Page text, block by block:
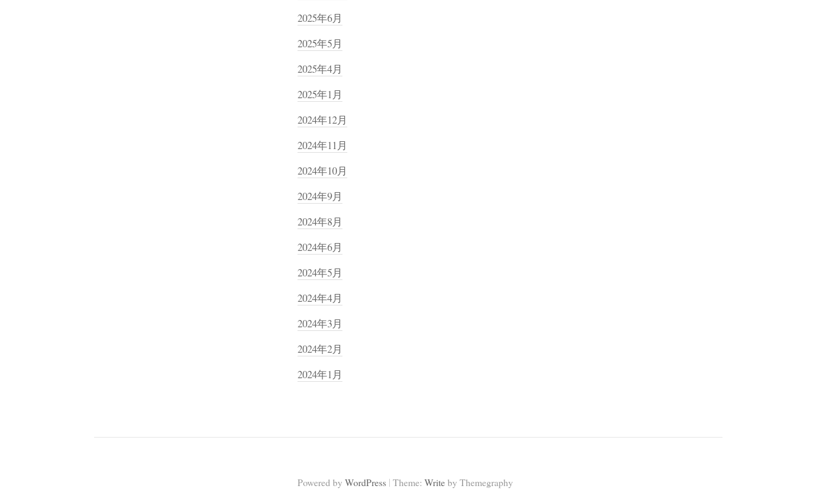
2025年6月
2025年5月
2025年4月
2025年1月
2024年12月
2024年11月
2024年10月
2024年9月
2024年8月
2024年6月
2024年5月
2024年4月
2024年3月
2024年2月
2024年1月
Powered by WordPress | Theme: Writeby Themegraphy